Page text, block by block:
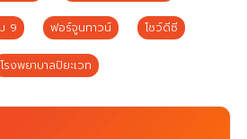
9 ฟอร์จูนทาวน์ โชว์ดีซี
โรงพยาบาลปิยะเวท